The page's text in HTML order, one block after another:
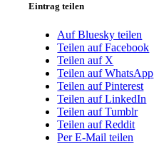
Eintrag teilen
Auf Bluesky teilen
Teilen auf Facebook
Teilen auf X
Teilen auf WhatsApp
Teilen auf Pinterest
Teilen auf LinkedIn
Teilen auf Tumblr
Teilen auf Reddit
Per E-Mail teilen